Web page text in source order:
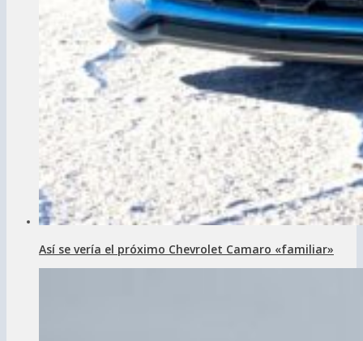
Así se vería el próximo Chevrolet Camaro «familiar»